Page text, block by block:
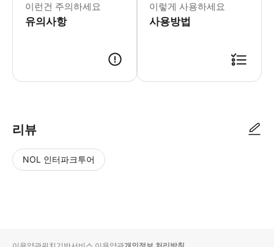
이런건 주의하세요
유의사항
이렇게 사용하세요
사용방법
리뷰
NOL 인터파크투어